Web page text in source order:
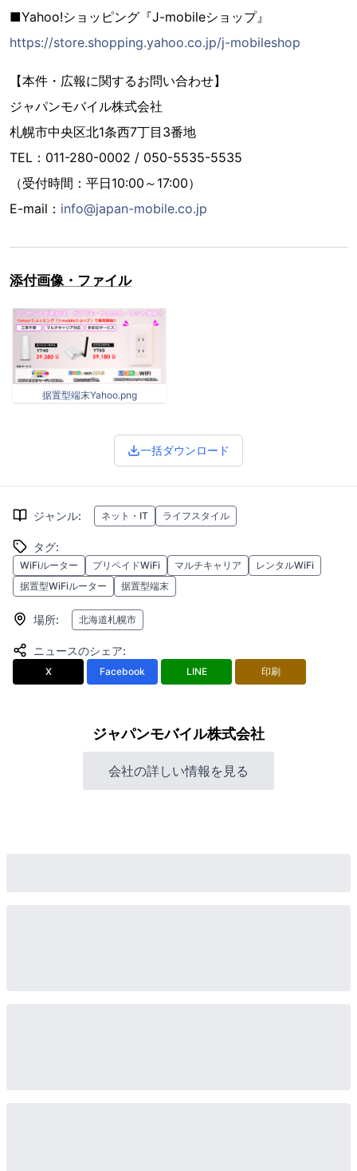
■Yahoo!ショッピング『J-mobileショップ』
https://store.shopping.yahoo.co.jp/j-mobileshop
【本件・広報に関するお問い合わせ】
ジャパンモバイル株式会社
札幌市中央区北1条西7丁目3番地
TEL：011-280-0002 / 050-5535-5535
（受付時間：平日10:00～17:00）
E-mail： info@japan-mobile.co.jp
添付画像・ファイル
据置型端末Yahoo.png
一括ダウンロード
ジャンル: ネット・IT ライフスタイル
タグ:
WiFiルーター プリペイドWiFi マルチキャリア
レンタルWiFi
据置型WiFiルーター
据置型端末
場所: 北海道札幌市
ニュースのシェア:
X Facebook LINE 印刷
ジャパンモバイル株式会社
会社の詳しい情報を見る